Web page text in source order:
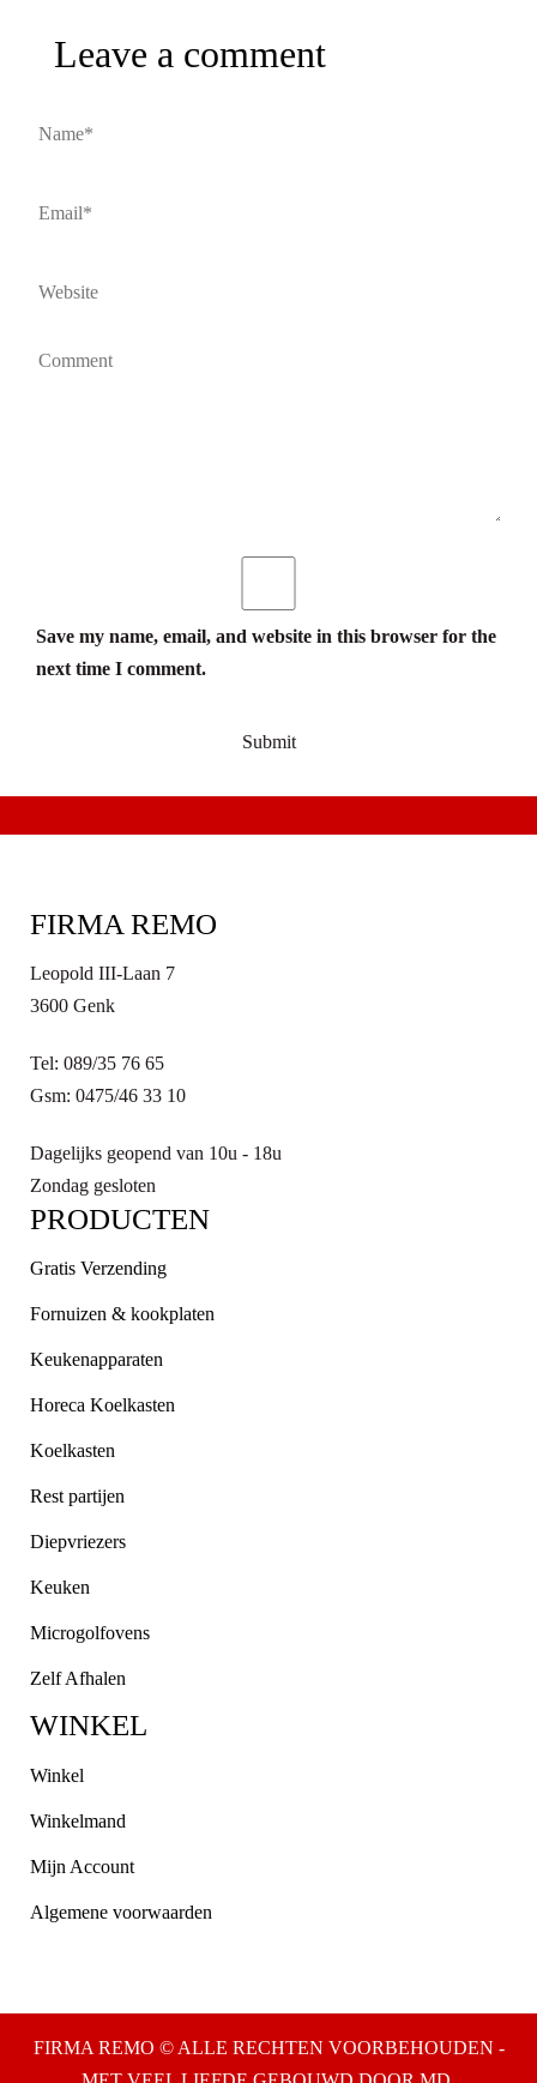
Leave a comment
Save my name, email, and website in this browser for the
next time I comment.
FIRMA REMO
Leopold III-Laan 7
3600 Genk
Tel: 089/35 76 65
Gsm: 0475/46 33 10
Dagelijks geopend van 10u - 18u
Zondag gesloten
PRODUCTEN
Gratis Verzending
Fornuizen & kookplaten
Keukenapparaten
Horeca Koelkasten
Koelkasten
Rest partijen
Diepvriezers
Keuken
Microgolfovens
Zelf Afhalen
WINKEL
Winkel
Winkelmand
Mijn Account
Algemene voorwaarden
FIRMA REMO © ALLE RECHTEN VOORBEHOUDEN -